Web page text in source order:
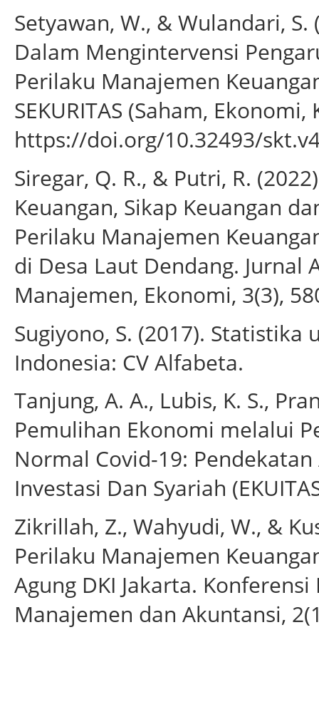
Setyawan, W., & Wulandari,
Dalam Mengintervensi
Perilaku Manajemen
SEKURITAS (Saham,
https://doi.org/10.32493/
Siregar, Q. R., & Putri, R.
Keuangan, Sikap Keuangan
Perilaku Manajemen
di Desa Laut Dendang. Jurnal
Manajemen, Ekonomi, 3(3),
Sugiyono, S. (2017).
Indonesia: CV Alfabeta.
Tanjung, A. A., Lubis, K. S.,
Pemulihan Ekonomi melalui
Normal Covid-19: Pendekatan
Investasi Dan Syariah
Zikrillah, Z., Wahyudi, W., &
Perilaku Manajemen
Agung DKI Jakarta.
Manajemen dan Akuntansi,